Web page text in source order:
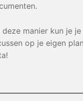
deze manier kun je
op je eigen